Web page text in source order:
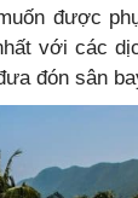
được
với các
đón sân